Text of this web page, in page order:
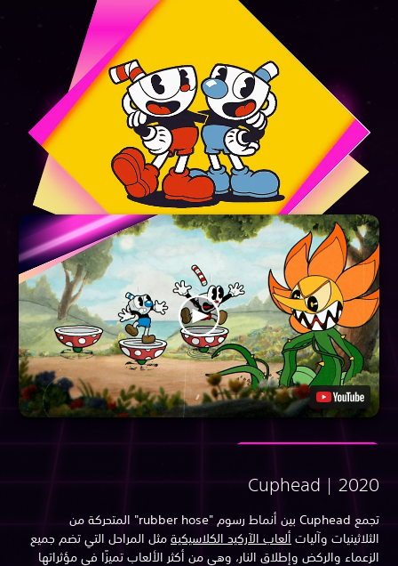
Cuphead |
تجمع Cuphead بين أنماط رسوم "rubber hose" المتحركة من
وآلياتألعاب الآركيد الكلاسيكيةمثل المراحل التي تضم جميع
والركض وإطلاق النار، وهي من أكثر الألعاب تميزًا في مؤثراتها